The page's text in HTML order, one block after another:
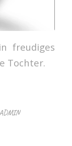
freudiges
Tochter.
ADMIN